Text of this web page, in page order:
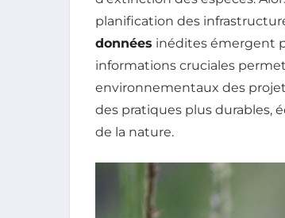
planification des
données inédites émergent
informations cruciales
environnementaux des
des pratiques plus durables,
de la nature.